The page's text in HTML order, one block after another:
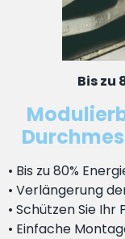
Bis zu
• Bis zu 80%
• Verlängerung
• Schützen Sie
• Einfache